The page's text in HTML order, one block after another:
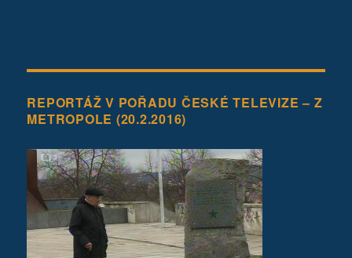
REPORTÁŽ V POŘADU ČESKÉ TELEVIZE – Z
METROPOLE (20.2.2016)